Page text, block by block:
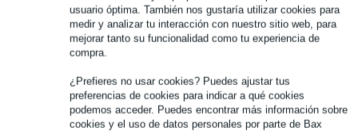
usuario óptima. También nos gustaría utilizar cookies para
medir y analizar tu interacción con nuestro sitio web, para
mejorar tanto su funcionalidad como tu experiencia de
compra.
¿Prefieres no usar cookies? Puedes ajustar tus
preferencias de cookies para indicar a qué cookies
podemos acceder. Puedes encontrar más información sobre
cookies y el uso de datos personales por parte de Bax
Información del producto
número de cajones: 2
anchura: 545 mm
Especificaciones completas